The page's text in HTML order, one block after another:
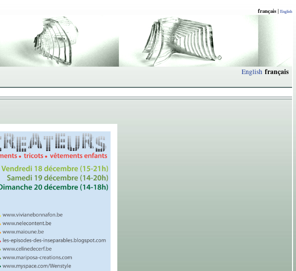
français | English
English français